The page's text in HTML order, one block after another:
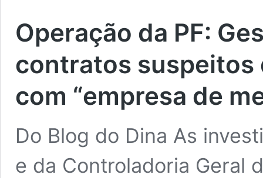
Operação da PF:
contratos suspeitos
com “empresa de
Do Blog do Dina As
e da Controladoria Geral